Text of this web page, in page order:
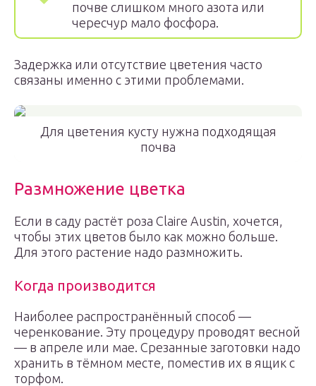
почве слишком много азота или
чересчур мало фосфора.
Задержка или отсутствие цветения часто
связаны именно с этими проблемами.
Для цветения кусту нужна подходящая
почва
Размножение цветка
Если в саду растёт роза Claire Austin, хочется,
чтобы этих цветов было как можно больше.
Для этого растение надо размножить.
Когда производится
Наиболее распространённый способ —
черенкование. Эту процедуру проводят весной
— в апреле или мае. Срезанные заготовки надо
хранить в тёмном месте, поместив их в ящик с
торфом.